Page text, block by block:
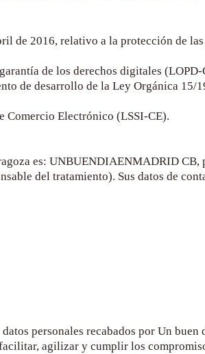
de 2016, relativo a la protección de
de los derechos digitales
de desarrollo de la Ley Orgánica 15/
Comercio Electrónico (LSSI-CE).
es: UNBUENDIAENMADRID CB,
del tratamiento). Sus datos de
personales recabados por Un buen
agilizar y cumplir los